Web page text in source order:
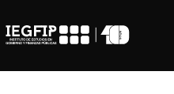
contenido